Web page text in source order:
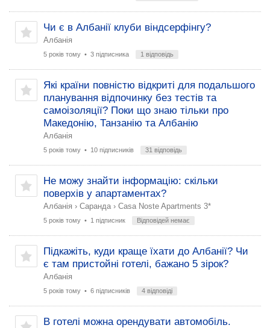
Чи є в Албанії клуби віндсерфінгу?
Албанія
5 років тому • 3 підписника 1 відповідь
Які країни повністю відкриті для подальшого
планування відпочинку без тестів та
самоізоляції? Поки що знаю тільки про
Македонію, Танзанію та Албанію
Албанія
5 років тому • 10 підписників 31 відповідь
Не можу знайти інформацію: скільки
поверхів у апартаментах?
Албанія › Саранда › Casa Noste Apartments 3*
5 років тому • 1 підписник Відповідей немає
Підкажіть, куди краще їхати до Албанії? Чи
є там пристойні готелі, бажано 5 зірок?
Албанія
5 років тому • 6 підписників 4 відповіді
В готелі можна орендувати автомобіль.